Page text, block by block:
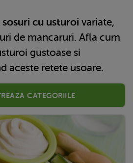
sosuri cu usturoi variate,
de mancaruri. Afla cum
gustoase si
aceste retete usoare.
categoriile